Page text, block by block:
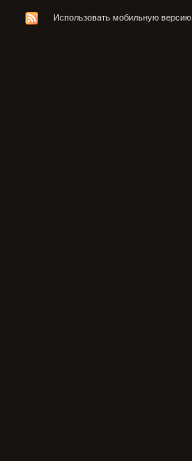
Использовать мобильную версию